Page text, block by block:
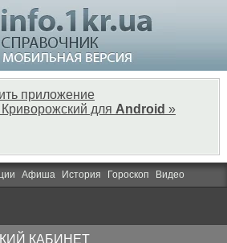
приложение
для Android »
Афиша История Гороскоп Видео
КАБИНЕТ